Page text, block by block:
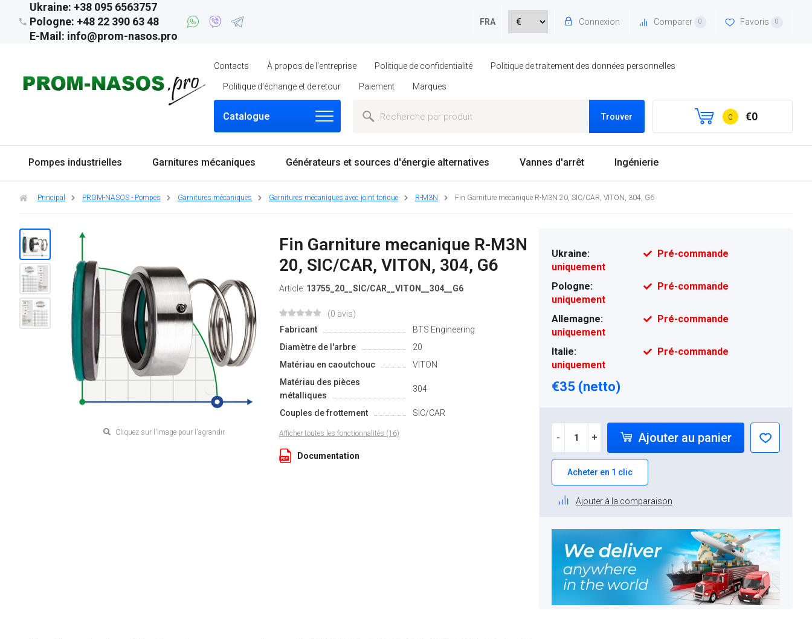
Ukraine: +38 095 6563757
Pologne: +48 22 390 63 48
E-Mail: info@prom-nasos.pro
FRA Connexion Comparer 0 Favoris 0
Contacts À propos de l'entreprise Politique de confidentialité Politique de traitement des données personnelles
Politique d'échange et de retour Paiement Marques
Catalogue Trouver 0 €0
Pompes industrielles Garnitures mécaniques Générateurs et sources d'énergie alternatives Vannes d'arrêt Ingénierie
Principal PROM-NASOS - Pompes Garnitures mécaniques Garnitures mécaniques avec joint torique R-M3N Fin Garniture mecanique R-M3N 20, SIC/CAR, VITON, 304, G6
Cliquez sur l'image pour l'agrandir
Fin Garniture mecanique R-M3N
20, SIC/CAR, VITON, 304, G6
Article: 13755_20__SIC/CAR__VITON__304__G6
(0 avis)
Fabricant
BTS Engineering
Diamètre de l'arbre
20
Matériau en caoutchouc
VITON
Matériau des pièces
métalliques
304
Couples de frottement SIC/CAR
Afficher toutes les fonctionnalités (16)
Documentation
Ukraine:
Pré-commande
uniquement
Pologne:
Pré-commande
uniquement
Allemagne:
Pré-commande
uniquement
Italie:
Pré-commande
uniquement
€35 (netto)
- + Ajouter au panier
Acheter en 1 clic
Ajouter à la comparaison